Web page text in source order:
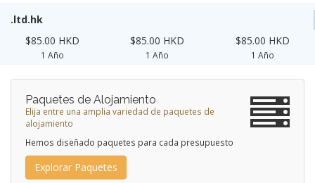
.ltd.hk
$85.00 HKD
1 Año
$85.00 HKD
1 Año
$85.00 HKD
1 Año
Paquetes de Alojamiento
Elija entre una amplia variedad de paquetes de
alojamiento
Hemos diseñado paquetes para cada presupuesto
Explorar Paquetes